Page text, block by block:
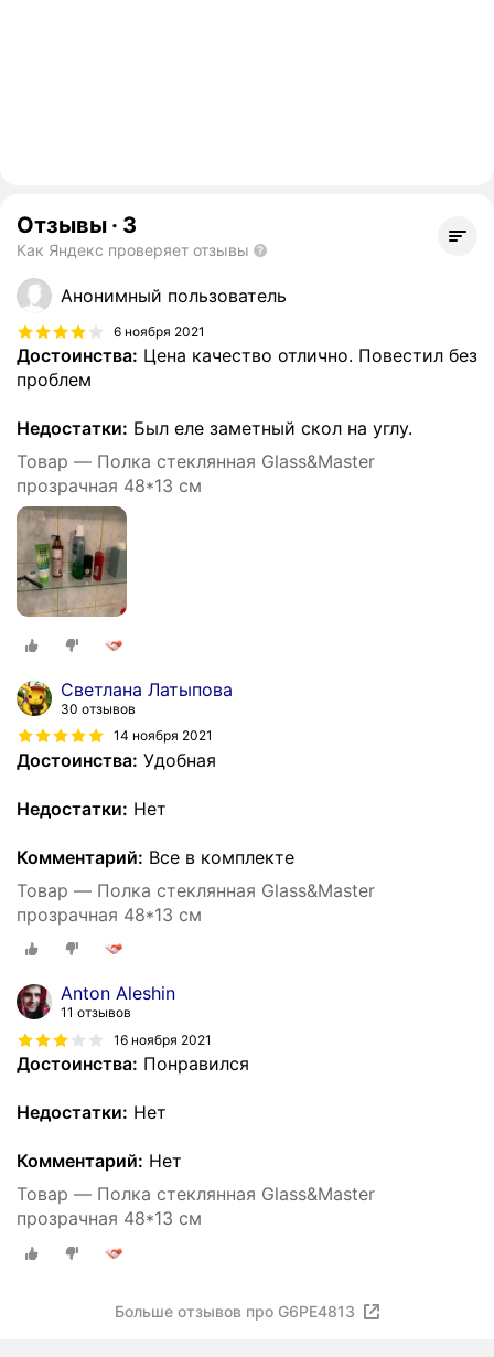
Отзывы · 3
Как Яндекс проверяет отзывы
Анонимный пользователь
6 ноября 2021
Достоинства: Цена качество отлично. Повестил без
проблем
Недостатки: Был еле заметный скол на углу.
Товар — Полка стеклянная Glass&Master
прозрачная 48*13 см
Светлана Латыпова
30 отзывов
14 ноября 2021
Достоинства: Удобная
Недостатки: Нет
Комментарий: Все в комплекте
Товар — Полка стеклянная Glass&Master
прозрачная 48*13 см
Anton Aleshin
11 отзывов
16 ноября 2021
Достоинства: Понравился
Недостатки: Нет
Комментарий: Нет
Товар — Полка стеклянная Glass&Master
прозрачная 48*13 см
Больше отзывов про G6PE4813